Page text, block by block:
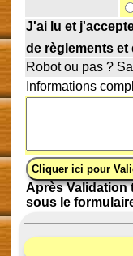
J'ai lu et
de règlements
Robot ou pas ?
Informations
Après Validation
sous le